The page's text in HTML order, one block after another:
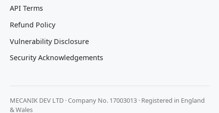
API Terms
Refund Policy
Vulnerability Disclosure
Security Acknowledgements
MECANIK DEV LTD · Company No. 17003013 · Registered in England
& Wales